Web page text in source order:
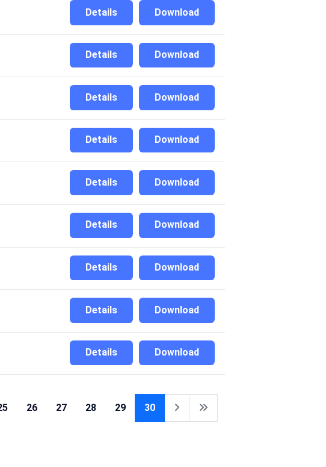
Download
Details
Download
Details
Download
Details
Download
Details
Download
Details
Download
Details
Download
Details
Download
Details
Download
Details
26 27 28 29 30